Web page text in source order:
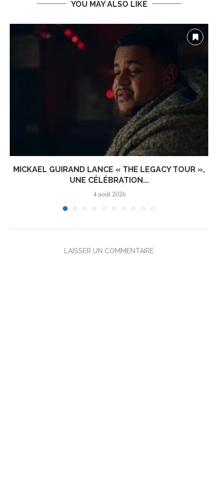
YOU MAY ALSO LIKE
MICKAEL GUIRAND LANCE « THE LEGACY TOUR »,
UNE CÉLÉBRATION...
4 août 2026
LAISSER UN COMMENTAIRE